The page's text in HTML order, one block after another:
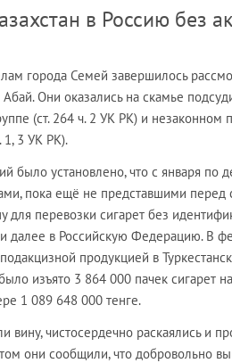
в Россию без
города Семей завершилось
Они оказались на скамье
(ст. 264 ч. 2 УК РК) и незаконном
1, 3 УК РК).
было установлено, что с января по
пока ещё не представшими перед
для перевозки сигарет без
далее в Российскую Федерацию. В
продукцией в
изъято 3 864 000 пачек сигарет
1 089 648 000 тенге.
вину, чистосердечно раскаялись и
они сообщили, что добровольно